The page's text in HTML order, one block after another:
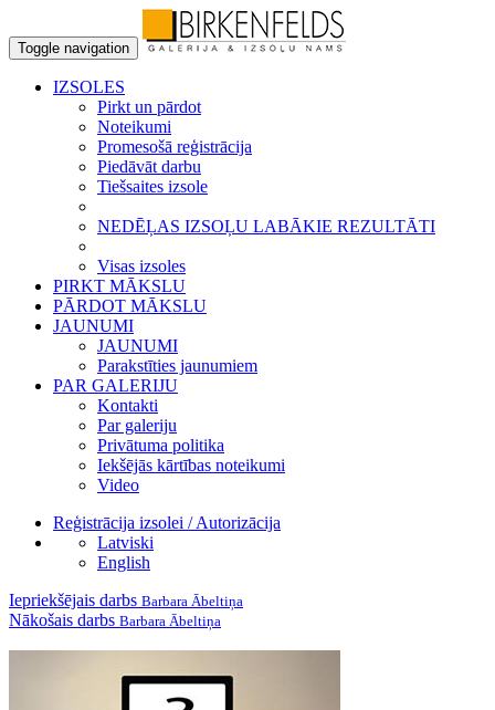
Toggle navigation
IZSOLES
Pirkt un pārdot
Noteikumi
Promesošā reģistrācija
Piedāvāt darbu
Tiešsaites izsole
NEDĒĻAS IZSOĻU LABĀKIE REZULTĀTI
Visas izsoles
PIRKT MĀKSLU
PĀRDOT MĀKSLU
JAUNUMI
JAUNUMI
Parakstīties jaunumiem
PAR GALERIJU
Kontakti
Par galeriju
Privātuma politika
Iekšējās kārtības noteikumi
Video
Reģistrācija izsolei / Autorizācija
Latviski
English
Iepriekšējais darbs Barbara Ābeltiņa
Nākošais darbs Barbara Ābeltiņa